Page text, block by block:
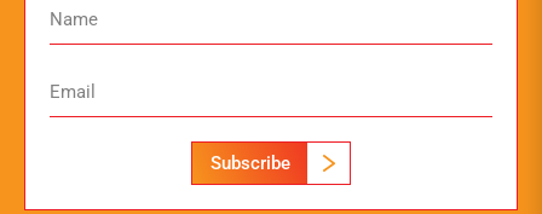
Subscribe